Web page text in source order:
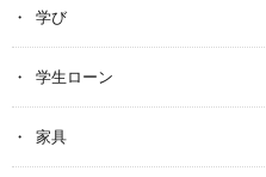
学び
学生ローン
家具